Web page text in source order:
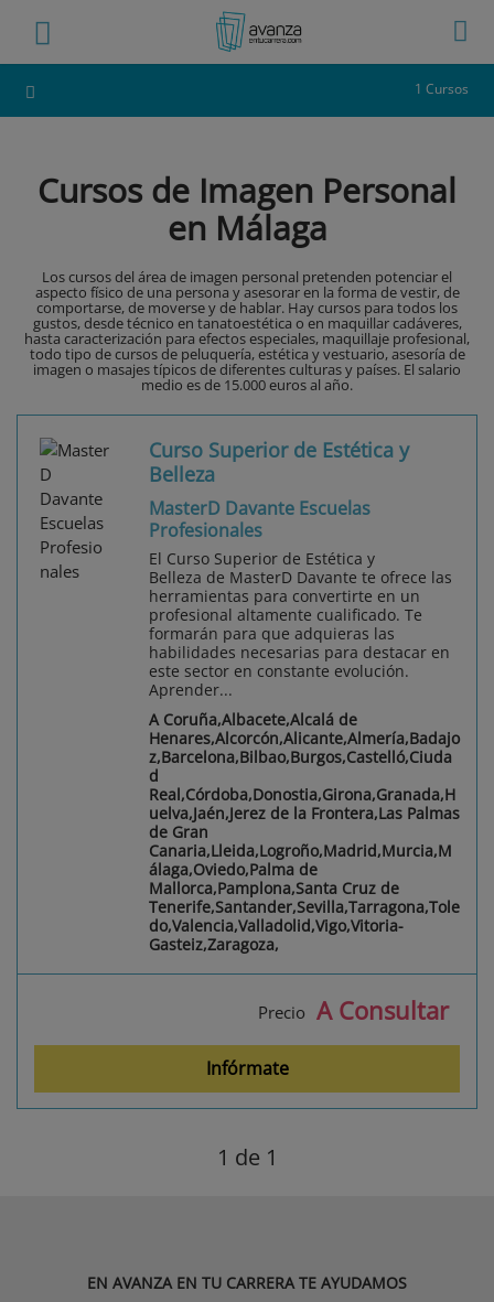
1 Cursos
Cursos de Imagen Personal
en Málaga
Los cursos del área de imagen personal pretenden potenciar el
aspecto físico de una persona y asesorar en la forma de vestir, de
comportarse, de moverse y de hablar. Hay cursos para todos los
gustos, desde técnico en tanatoestética o en maquillar cadáveres,
hasta caracterización para efectos especiales, maquillaje profesional,
todo tipo de cursos de peluquería, estética y vestuario, asesoría de
imagen o masajes típicos de diferentes culturas y países. El salario
medio es de 15.000 euros al año.
Curso Superior de Estética y
Belleza
MasterD Davante Escuelas
Profesionales
El Curso Superior de Estética y
Belleza de MasterD Davante te ofrece las
herramientas para convertirte en un
profesional altamente cualificado. Te
formarán para que adquieras las
habilidades necesarias para destacar en
este sector en constante evolución.
Aprender...
A Coruña,Albacete,Alcalá de
Henares,Alcorcón,Alicante,Almería,Badajo
z,Barcelona,Bilbao,Burgos,Castelló,Ciuda
d
Real,Córdoba,Donostia,Girona,Granada,H
uelva,Jaén,Jerez de la Frontera,Las Palmas
de Gran
Canaria,Lleida,Logroño,Madrid,Murcia,M
álaga,Oviedo,Palma de
Mallorca,Pamplona,Santa Cruz de
Tenerife,Santander,Sevilla,Tarragona,Tole
do,Valencia,Valladolid,Vigo,Vitoria-
Gasteiz,Zaragoza,
Precio A Consultar
Infórmate
1 de 1
EN AVANZA EN TU CARRERA TE AYUDAMOS